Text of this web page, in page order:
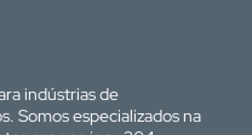
indústrias de
Somos especializados na